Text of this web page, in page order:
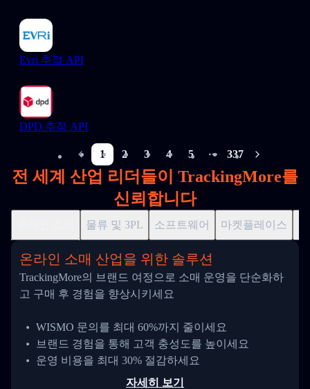
Evri 추적 API
DPD 추적 API
1 2 3 4 5
More pages
337
전 세계 산업 리더들이 TrackingMore를
신뢰합니다
물류 및 3PL 소프트웨어 마켓플레이스
온라인 소매 산업을 위한 솔루션
TrackingMore의 브랜드 여정으로 소매 운영을 단순화하
고 구매 후 경험을 향상시키세요
WISMO 문의를 최대 60%까지 줄이세요
브랜드 경험을 통해 고객 충성도를 높이세요
운영 비용을 최대 30% 절감하세요
자세히 보기